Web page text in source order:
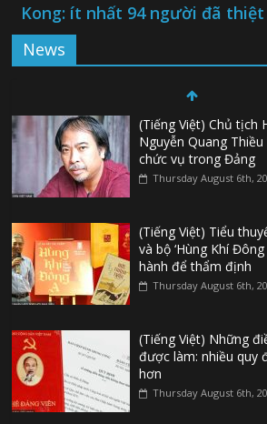
Kong: ít nhất 94 người đã
News
(Tiếng Việt) Chủ tịch
Nguyễn Quang
chức vụ trong Đảng
Thursday August 6th,
(Tiếng Việt) Tiểu
và bộ ‘Hùng Khí
hành để thẩm định
Thursday August 6th,
(Tiếng Việt) Những
được làm: nhiều quy
hơn
Thursday August 6th,